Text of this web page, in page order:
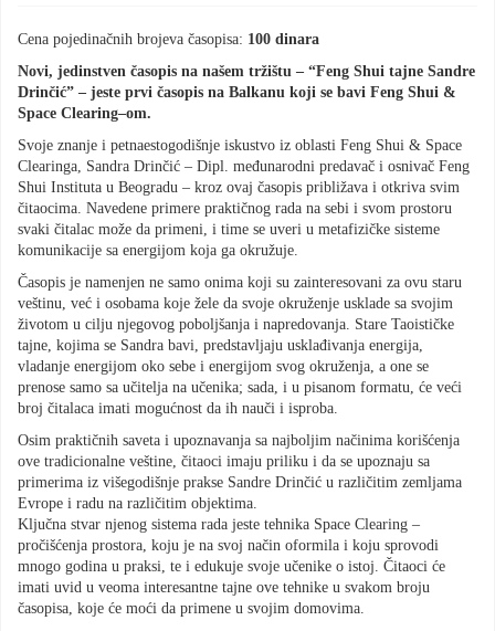
Cena pojedinačnih brojeva časopisa: 100 dinara
Novi, jedinstven časopis na našem tržištu – “Feng Shui tajne Sandre
Drinčić” – jeste prvi časopis na Balkanu koji se bavi Feng Shui &
Space Clearing–om.
Svoje znanje i petnaestogodišnje iskustvo iz oblasti Feng Shui & Space
Clearinga, Sandra Drinčić – Dipl. međunarodni predavač i osnivač Feng
Shui Instituta u Beogradu – kroz ovaj časopis približava i otkriva svim
čitaocima. Navedene primere praktičnog rada na sebi i svom prostoru
svaki čitalac može da primeni, i time se uveri u metafizičke sisteme
komunikacije sa energijom koja ga okružuje.
Časopis je namenjen ne samo onima koji su zainteresovani za ovu staru
veštinu, već i osobama koje žele da svoje okruženje usklade sa svojim
životom u cilju njegovog poboljšanja i napredovanja. Stare Taoističke
tajne, kojima se Sandra bavi, predstavljaju usklađivanja energija,
vladanje energijom oko sebe i energijom svog okruženja, a one se
prenose samo sa učitelja na učenika; sada, i u pisanom formatu, će veći
broj čitalaca imati mogućnost da ih nauči i isproba.
Osim praktičnih saveta i upoznavanja sa najboljim načinima korišćenja
ove tradicionalne veštine, čitaoci imaju priliku i da se upoznaju sa
primerima iz višegodišnje prakse Sandre Drinčić u različitim zemljama
Evrope i radu na različitim objektima.
Ključna stvar njenog sistema rada jeste tehnika Space Clearing –
pročišćenja prostora, koju je na svoj način oformila i koju sprovodi
mnogo godina u praksi, te i edukuje svoje učenike o istoj. Čitaoci će
imati uvid u veoma interesantne tajne ove tehnike u svakom broju
časopisa, koje će moći da primene u svojim domovima.